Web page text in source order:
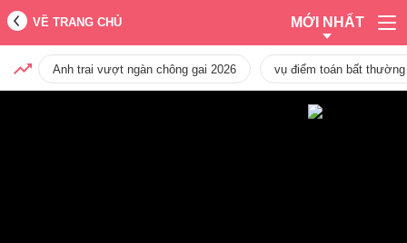
VỀ TRANG CHỦ MỚI NHẤT
Anh trai vượt ngàn chông gai 2026 vụ điểm toán bất